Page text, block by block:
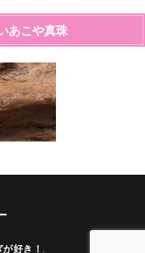
あこや真珠
が好き！